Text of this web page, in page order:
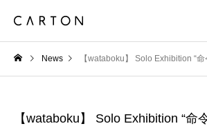
News 【wataboku】 Solo Exhibition “命
【wataboku】 Solo Exhibition “命